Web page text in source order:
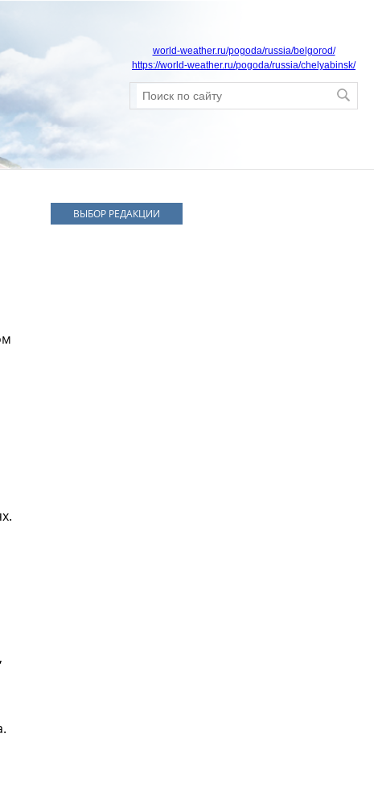
world-weather.ru/pogoda/russia/belgorod/
https://world-weather.ru/pogoda/russia/chelyabinsk/
ВЫБОР РЕДАКЦИИ